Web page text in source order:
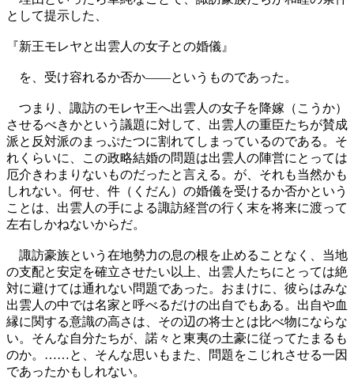
として提示した、
『新王モレヤと出雲人の女子との婚儀』
を、受け容れるか否か――というものであった。
つまり、諏訪のモレヤ王へ出雲人の女子を降嫁（こうか）
させるべきかという議題に対して、出雲人の重臣たちが賛成
派と反対派のまっぷたつに割れてしまっているのである。そ
れくらいに、この政略結婚の問題は出雲人の陣営にとっては
厄介きわまりないものだったと言える。が、それも当然かも
しれない。何せ、件（くだん）の婚儀を受けるか否かという
ことは、出雲人の手による諏訪経営の行く末を将来に渡って
左右しかねないからだ。
諏訪豪族という在地勢力の息の根を止めることなく、当地
の支配と安定を確立させたい以上、出雲人たちにとっては絶
対に避けては通れない問題であった。おまけに、彼らはみな
出雲人の中では名家と呼べるだけの出自でもある。出自や血
縁に関する意識の高さは、その辺の将士とは比べ物にならな
い。そんな自分たちが、諾々と東夷の土豪に従ってたまるも
のか。……と、そんな思いもまた、問題をこじれさせる一因
であったかもしれない。